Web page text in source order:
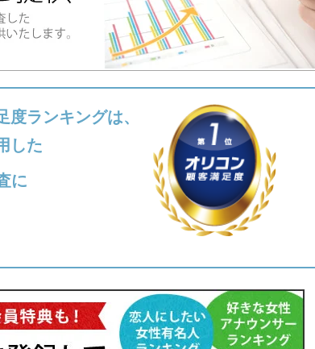
度ランキングは、
した
に